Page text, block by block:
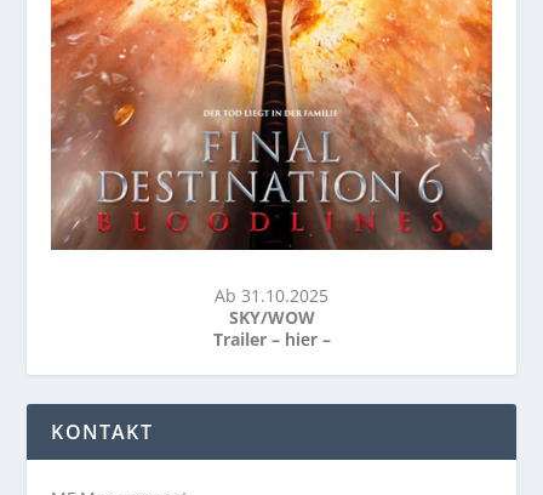
Ab 31.10.2025
SKY/WOW
Trailer – hier –
KONTAKT